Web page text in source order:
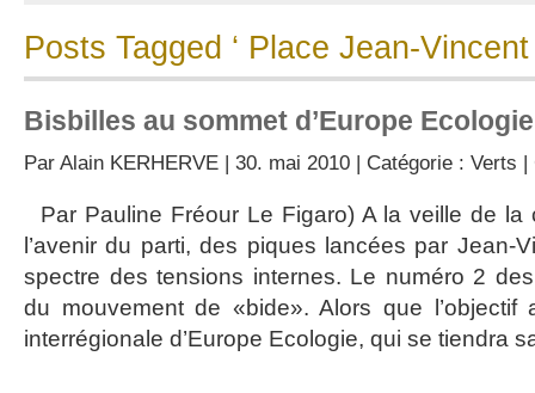
Posts Tagged ‘ Place Jean-Vincent
Bisbilles au sommet d’Europe Ecologie
Par Alain KERHERVE | 30. mai 2010 | Catégorie : Verts |
Par Pauline Fréour Le Figaro) A la veille de la
l’avenir du parti, des piques lancées par Jean-
spectre des tensions internes. Le numéro 2 des
du mouvement de «bide». Alors que l’objectif
interrégionale d’Europe Ecologie, qui se tiendra